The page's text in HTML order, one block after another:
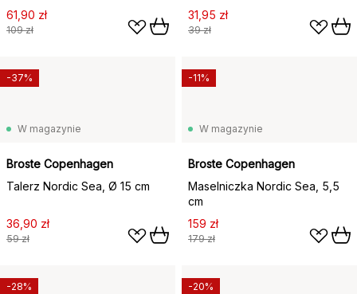
61,90 zł
109 zł
31,95 zł
39 zł
W magazynie
Broste Copenhagen
Talerz Nordic Sea, Ø 15 cm
36,90 zł
59 zł
-37%
W magazynie
Broste Copenhagen
Maselniczka Nordic Sea, 5,5
cm
159 zł
179 zł
-11%
-28% -20%